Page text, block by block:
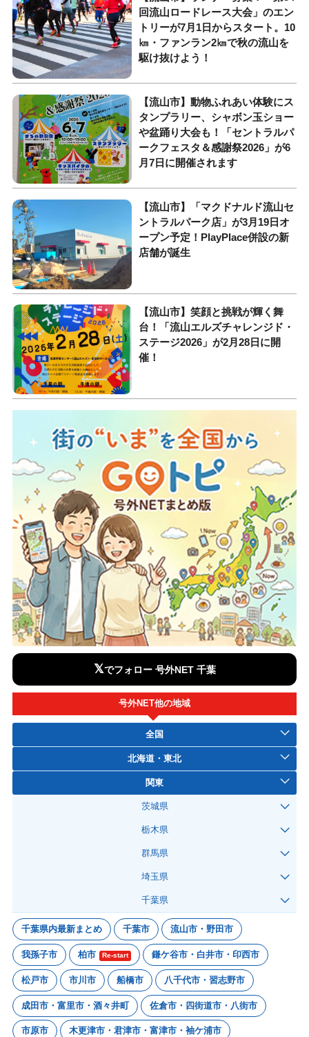
回流山ロードレース大会」のエン
トリーが7月1日からスタート。10
㎞・ファンラン2㎞で秋の流山を
駆け抜けよう！
【流山市】動物ふれあい体験にス
タンプラリー、シャボン玉ショー
や盆踊り大会も！「セントラルパ
ークフェスタ＆感謝祭2026」が6
月7日に開催されます
【流山市】「マクドナルド流山セ
ントラルパーク店」が3月19日オ
ープン予定！PlayPlace併設の新
店舗が誕生
【流山市】笑顔と挑戦が輝く舞
台！「流山エルズチャレンジド・
ステージ2026」が2月28日に開
催！
𝕏でフォロー 号外NET 千葉
号外NET他の地域
全国
北海道・東北
関東
茨城県
栃木県
群馬県
埼玉県
千葉県
千葉県内最新まとめ 千葉市 流山市・野田市
我孫子市 柏市 Re-start 鎌ケ谷市・白井市・印西市
松戸市 市川市 船橋市 八千代市・習志野市
成田市・富里市・酒々井町 佐倉市・四街道市・八街市
市原市 木更津市・君津市・富津市・袖ケ浦市